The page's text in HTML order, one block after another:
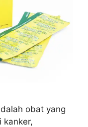
obat yang
kanker,